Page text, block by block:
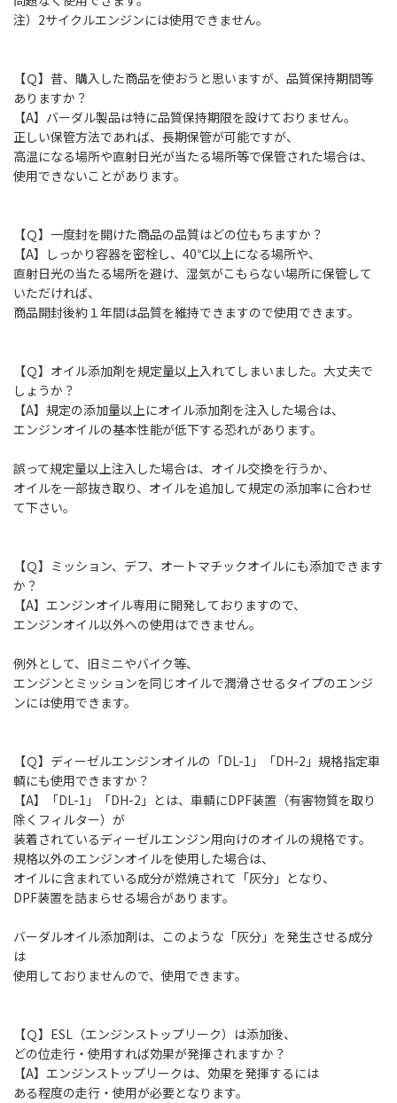
注）2サイクルエンジンには使用できません。
【Ｑ】昔、購入した商品を使おうと思いますが、品質保持期間等
ありますか？
【A】バーダル製品は特に品質保持期限を設けておりません。
正しい保管方法であれば、長期保管が可能ですが、
高温になる場所や直射日光が当たる場所等で保管された場合は、
使用できないことがあります。
【Ｑ】一度封を開けた商品の品質はどの位もちますか？
【A】しっかり容器を密栓し、40℃以上になる場所や、
直射日光の当たる場所を避け、湿気がこもらない場所に保管して
いただければ、
商品開封後約１年間は品質を維持できますので使用できます。
【Ｑ】オイル添加剤を規定量以上入れてしまいました。大丈夫で
しょうか？
【A】規定の添加量以上にオイル添加剤を注入した場合は、
エンジンオイルの基本性能が低下する恐れがあります。
誤って規定量以上注入した場合は、オイル交換を行うか、
オイルを一部抜き取り、オイルを追加して規定の添加率に合わせ
て下さい。
【Ｑ】ミッション、デフ、オートマチックオイルにも添加できます
か？
【A】エンジンオイル専用に開発しておりますので、
エンジンオイル以外への使用はできません。
例外として、旧ミニやバイク等、
エンジンとミッションを同じオイルで潤滑させるタイプのエンジ
ンには使用できます。
【Ｑ】ディーゼルエンジンオイルの「DL-1」「DH-2」規格指定車
輌にも使用できますか？
【A】「DL-1」「DH-2」とは、車輌にDPF装置（有害物質を取り
除くフィルター）が
装着されているディーゼルエンジン用向けのオイルの規格です。
規格以外のエンジンオイルを使用した場合は、
オイルに含まれている成分が燃焼されて「灰分」となり、
DPF装置を詰まらせる場合があります。
バーダルオイル添加剤は、このような「灰分」を発生させる成分
は
使用しておりませんので、使用できます。
【Ｑ】ESL（エンジンストップリーク）は添加後、
どの位走行・使用すれば効果が発揮されますか？
【A】エンジンストップリークは、効果を発揮するには
ある程度の走行・使用が必要となります。